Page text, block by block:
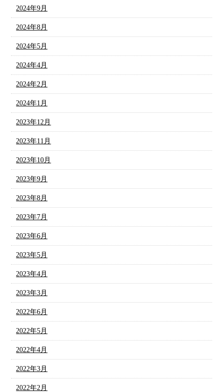
2024年9月
2024年8月
2024年5月
2024年4月
2024年2月
2024年1月
2023年12月
2023年11月
2023年10月
2023年9月
2023年8月
2023年7月
2023年6月
2023年5月
2023年4月
2023年3月
2022年6月
2022年5月
2022年4月
2022年3月
2022年2月